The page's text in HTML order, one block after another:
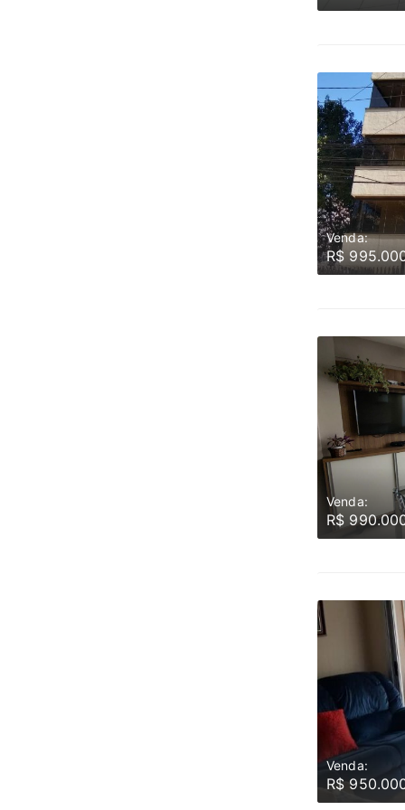
Venda:
R$
Venda:
R$
Venda:
R$